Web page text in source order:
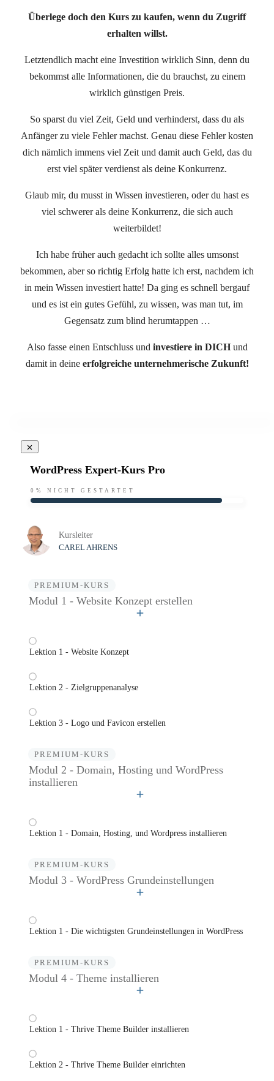
Überlege doch den Kurs zu kaufen, wenn du Zugriff
erhalten willst.
Letztendlich macht eine Investition wirklich Sinn, denn du
bekommst alle Informationen, die du brauchst, zu einem
wirklich günstigen Preis.
So sparst du viel Zeit, Geld und verhinderst, dass du als
Anfänger zu viele Fehler machst. Genau diese Fehler kosten
dich nämlich immens viel Zeit und damit auch Geld, das du
erst viel später verdienst als deine Konkurrenz.
Glaub mir, du musst in Wissen investieren, oder du hast es
viel schwerer als deine Konkurrenz, die sich auch
weiterbildet!
Ich habe früher auch gedacht ich sollte alles umsonst
bekommen, aber so richtig Erfolg hatte ich erst, nachdem ich
in mein Wissen investiert hatte! Da ging es schnell bergauf
und es ist ein gutes Gefühl, zu wissen, was man tut, im
Gegensatz zum blind herumtappen …
Also fasse einen Entschluss und investiere in DICHund
damit in deine erfolgreiche unternehmerische Zukunft!
WordPress Expert-Kurs Pro
0% NICHT GESTARTET
Kursleiter
CAREL AHRENS
PREMIUM-KURS
Modul 1 - Website Konzept erstellen
Lektion 1 - Website Konzept
Lektion 2 - Zielgruppenanalyse
Lektion 3 - Logo und Favicon erstellen
PREMIUM-KURS
Modul 2 - Domain, Hosting und WordPress
installieren
Lektion 1 - Domain, Hosting, und Wordpress installieren
PREMIUM-KURS
Modul 3 - WordPress Grundeinstellungen
Lektion 1 - Die wichtigsten Grundeinstellungen in WordPress
PREMIUM-KURS
Modul 4 - Theme installieren
Lektion 1 - Thrive Theme Builder installieren
Lektion 2 - Thrive Theme Builder einrichten